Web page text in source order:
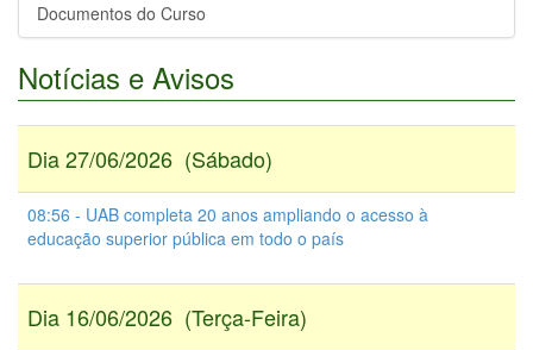
Documentos do Curso
Notícias e Avisos
Dia 27/06/2026 (Sábado)
08:56 - UAB completa 20 anos ampliando o acesso à
educação superior pública em todo o país
Dia 16/06/2026 (Terça-Feira)